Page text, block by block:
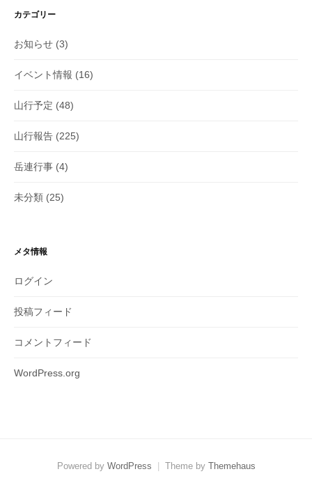
カテゴリー
お知らせ (3)
イベント情報 (16)
山行予定 (48)
山行報告 (225)
岳連行事 (4)
未分類 (25)
メタ情報
ログイン
投稿フィード
コメントフィード
WordPress.org
Powered by WordPress | Theme by Themehaus